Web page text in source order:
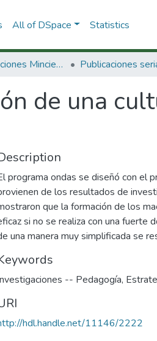
All of DSpace Statistics
3.2.2. Publicaciones Minciencias
de una
programa ondas se diseñó con el
de los resultados de
que la formación de los
si no se realiza con una fuerte
una manera muy simplificada se
-- Pedagogía,
hdl.handle.net/11146/2222